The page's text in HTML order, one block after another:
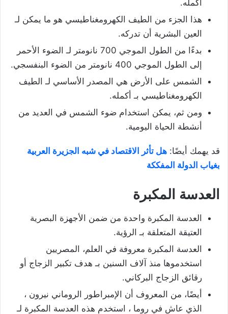
أكمله.
هذا الجزء من الطيف الكهرومغناطيسي هو ما يمكن لـ
العين البشرية أن تدركه.
بدءًا من الطول الموجي 700 نانومتر لـ الضوء الأحمر
إلى الطول الموجي 400 نانومتر من الضوء البنفسجي.
الشمس على الأرض هي المصدر الأساسي لـ الطيف
الكهرومغناطيسي بـ أكمله.
ومن ثم، يمكن استخدام ضوء الشمس في العديد من
أنشطة الحياة اليومية.
قد يهمك أيضًا: هل تأثر الاقتصاد في شبه الجزيرة العربية
بغياب الدولة المفككة
العدسة المكبرة
العدسة المكبرة واحدة من ضمن الأجهزة البصرية
العتيقة المتعلقة بـ الرؤية.
العدسة المكبرة معروفة في العلم، المصريين
استخدموها منذ آلاف السنين بـ هدف تكبير الزجاج أو
رقائق الزجاج البركاني.
أيضًا، من المعروف أن الإمبراطور الروماني نيرون ،
الذي عاش في روما ، استخدم هذه العدسة المكبرة لـ